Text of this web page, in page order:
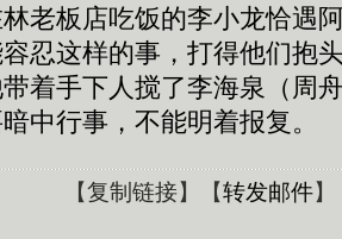
老板店吃饭的李小龙恰遇
忍这样的事，打得他们抱
着手下人搅了李海泉（周
中行事，不能明着报复。
【复制链接】【转发邮件】